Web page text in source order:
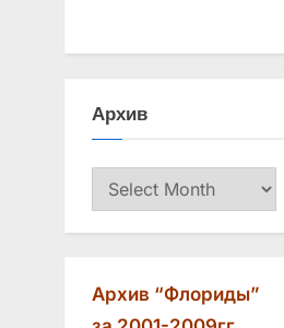
Архив
Архив
Архив “Флориды”